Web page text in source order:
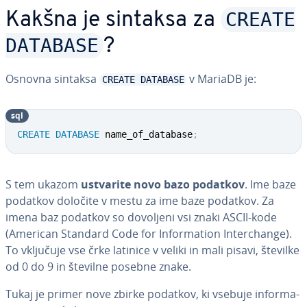
Kakšna je sintaksa za CREATE
DATABASE ?
Osnovna sintaksa CREATE DATABASE v MariaDB je:
CREATE DATABASE name_of_database;
sql
S tem ukazom ustvarite novo bazo podatkov. Ime baze
podatkov določite v mestu za ime baze podatkov. Za
imena baz podatkov so dovoljeni vsi znaki ASCII-kode
(American Standard Code for In­for­ma­ti­on In­ter­chan­ge).
To vključuje vse črke latinice v veliki in mali pisavi, številke
od 0 do 9 in številne posebne znake.
Tukaj je primer nove zbirke podatkov, ki vsebuje in­for­ma­